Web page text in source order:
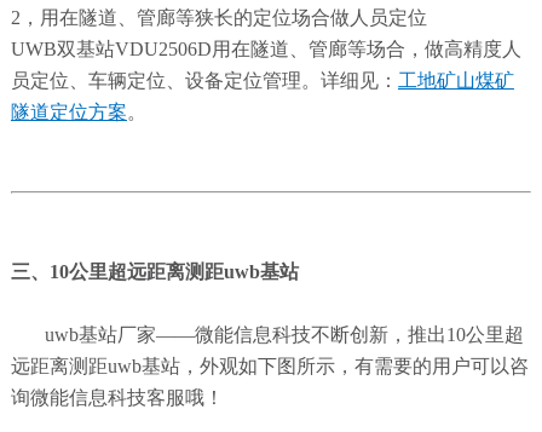
2，用在隧道、管廊等狭长的定位场合做人员定位
UWB双基站VDU2506D用在隧道、管廊等场合，做高精度人
员定位、车辆定位、设备定位管理。详细见： 工地矿山煤矿
隧道定位方案。
三、10公里超远距离测距uwb基站
uwb基站厂家——微能信息科技不断创新，推出10公里超
远距离测距uwb基站，外观如下图所示，有需要的用户可以咨
询微能信息科技客服哦！